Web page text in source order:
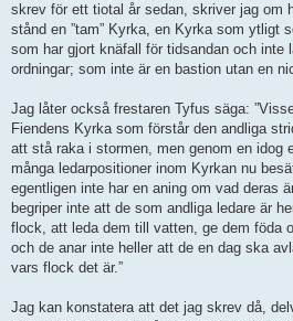
skrev för ett tiotal år sedan, skriver jag om
stånd en ”tam” Kyrka, en Kyrka som ytligt
som har gjort knäfall för tidsandan och inte
ordningar; som inte är en bastion utan en
Jag låter också frestaren Tyfus säga:
Fiendens Kyrka som förstår den andliga
att stå raka i stormen, men genom en idog
många ledarpositioner inom Kyrkan nu
egentligen inte har en aning om vad deras
begriper inte att de som andliga ledare är
flock, att leda dem till vatten, ge dem föda
och de anar inte heller att de en dag ska
vars flock det är.”
Jag kan konstatera att det jag skrev då,